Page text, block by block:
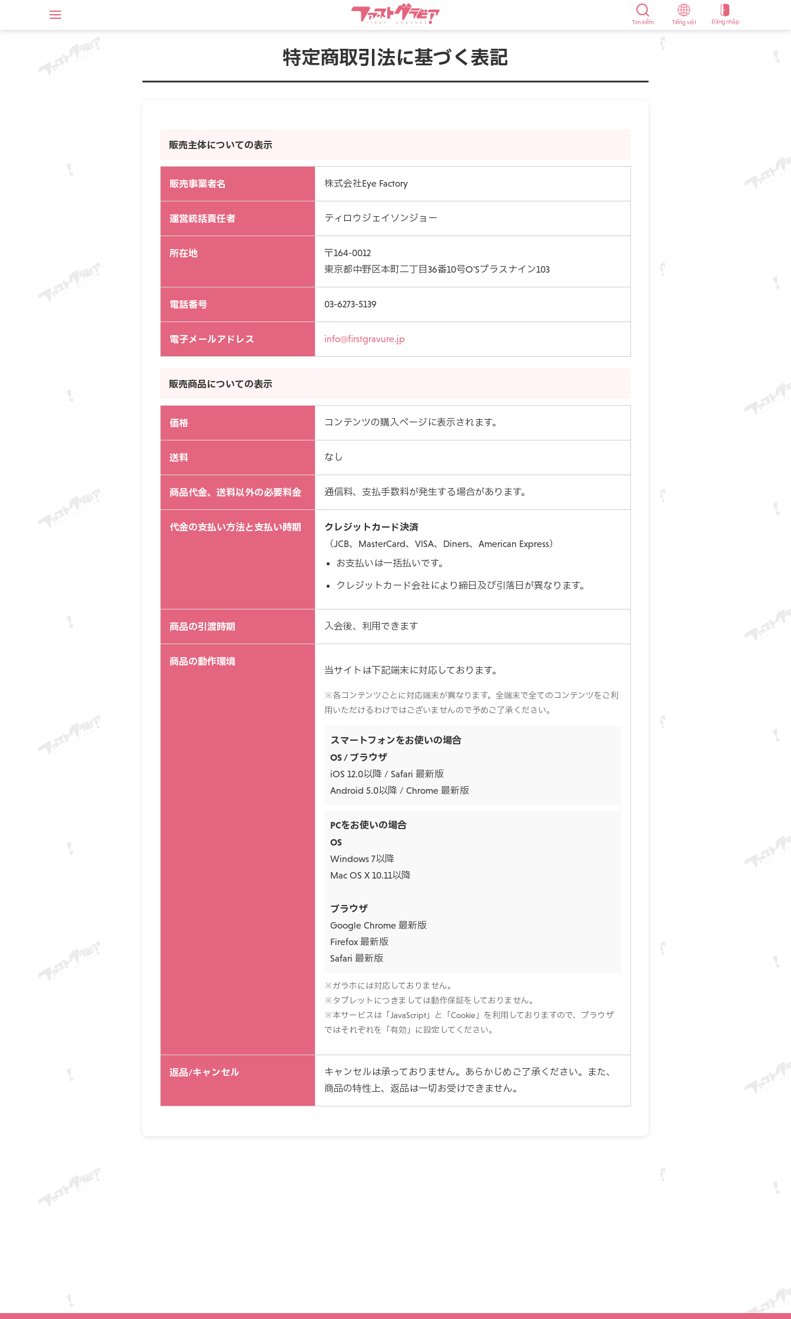
Tìm kiếm Tiếng việt Đăng nhập
特定商取引法に基づく表記
販売主体についての表示
販売事業者名 株式会社Eye Factory
運営統括責任者 ティロウジェイソンジョー
所在地
〒164-0012
東京都中野区本町二丁目36番10号O'Sプラスナイン103
電話番号 03-6273-5139
電子メールアドレス info@firstgravure.jp
販売商品についての表示
価格 コンテンツの購入ページに表示されます。
送料 なし
商品代金、送料以外の必要料金 通信料、支払手数料が発生する場合があります。
代金の支払い方法と支払い時期 クレジットカード決済
（JCB、MasterCard、VISA、Diners、American Express）
お支払いは一括払いです。
クレジットカード会社により締日及び引落日が異なります。
商品の引渡時期 入会後、利用できます
商品の動作環境
当サイトは下記端末に対応しております。
※各コンテンツごとに対応端末が異なります。全端末で全てのコンテンツをご利
用いただけるわけではございませんので予めご了承ください。
スマートフォンをお使いの場合
OS / ブラウザ
iOS 12.0以降 / Safari 最新版
Android 5.0以降 / Chrome 最新版
PCをお使いの場合
OS
Windows 7以降
Mac OS X 10.11以降
ブラウザ
Google Chrome 最新版
Firefox 最新版
Safari 最新版
※ガラホには対応しておりません。
※タブレットにつきましては動作保証をしておりません。
※本サービスは「JavaScript」と「Cookie」を利用しておりますので、ブラウザ
ではそれぞれを「有効」に設定してください。
返品/キャンセル
キャンセルは承っておりません。あらかじめご了承ください。また、
商品の特性上、返品は一切お受けできません。